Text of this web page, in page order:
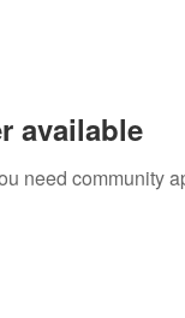
available
need community